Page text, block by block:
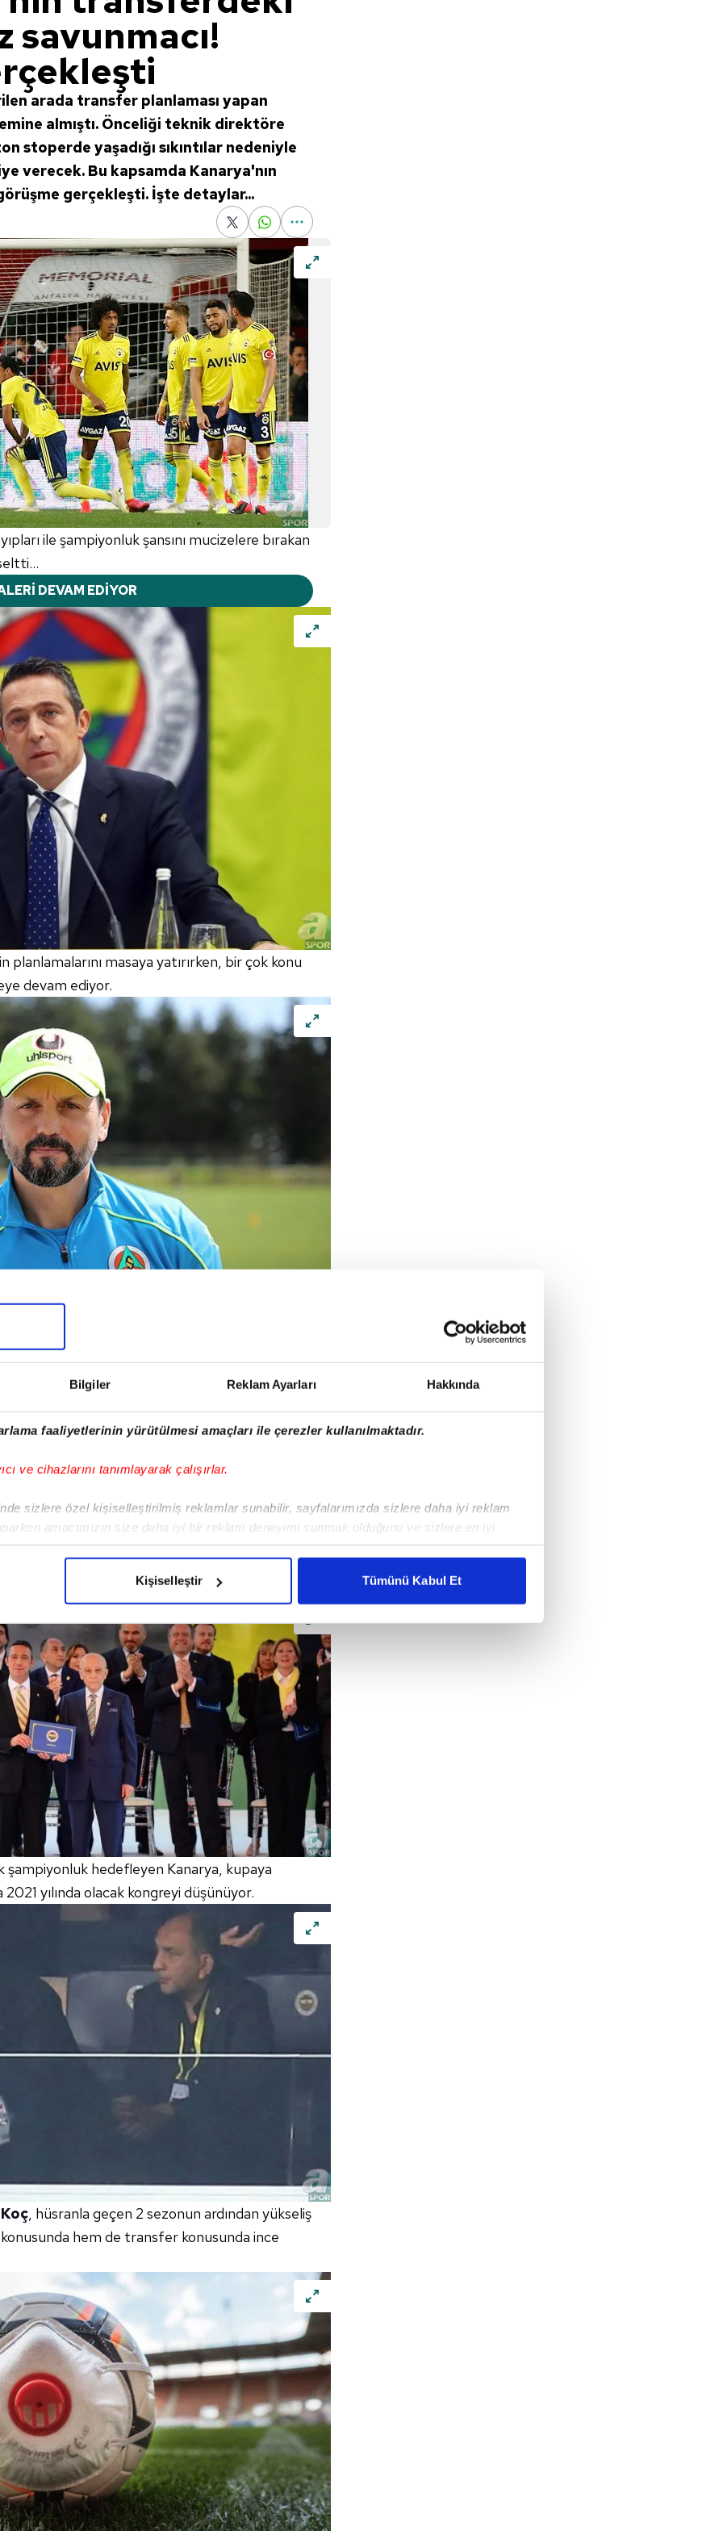
Bilgiler Reklam Ayarları Hakkında
faaliyetlerinin yürütülmesi amaçları ile çerezler kullanılmaktadır.
ve cihazlarını tanımlayarak çalışırlar.
sizlere özel kişiselleştirilmiş reklamlar sunabilir, sayfalarımızda sizlere daha iyi reklam
amacımızın size daha iyi bir reklam deneyimi sunmak olduğunu ve sizlere en iyi
gelen çabayı gösterdiğimizi ve bu noktada, reklamların maliyetlerimizi karşılamak
çerezlere izin vermedikleri takdirde, kullanıcılara hedefli reklamlar gösterilmeyecektir."
için İnternet Sitemizde kendimize ve üçüncü kişilere ait çerezler kullanılmaktadır. Bu
verileriniz işlenmekte olup gerekli olan çerezler bilgi toplumu hizmetlerinin sunulması
çerezler, sitemizin daha işlevsel kılınması ve kişiselleştirilmesi ve sizlere yönelik
amaçlarıyla sınırlı olarak açık rızanız dahilinde kullanılacaktır.
yer alan panel vasıtasıyla belirleyebilirsiniz. Çerezlere ilişkin detaylı bilgi için Ayarlar
Metnimizi ziyaret edebilirsiniz.
Kanunu uyarınca hazırlanmış Aydınlatma Metnimizi okumak ve sitemizde ilgili
çerezlerle ilgili bilgi almak için lütfentıklayınız
Kişiselleştir Tümünü Kabul Et
arada transfer planlaması yapan
almıştı. Önceliği teknik direktöre
stoperde yaşadığı sıkıntılar nedeniyle
verecek. Bu kapsamda Kanarya'nın
gerçekleşti. İşte detaylar...
ile şampiyonluk şansını mucizelere bırakan
DEVAM EDİYOR
masaya yatırırken, bir çok konu
devam ediyor.
teknik direktör... Yönetim, Erol Bulut,
Bjelica isimleri üzerinde özellikle duruyor.
hedefleyen Kanarya, kupaya
yılında olacak kongreyi düşünüyor.
, hüsranla geçen 2 sezonun ardından yükseliş
hem de transfer konusunda ince